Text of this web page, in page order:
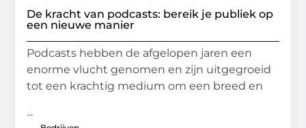
De kracht van podcasts: bereik je publiek op
een nieuwe manier
Podcasts hebben de afgelopen jaren een
enorme vlucht genomen en zijn uitgegroeid
tot een krachtig medium om een breed en
...